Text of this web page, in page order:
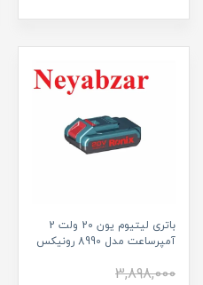
باتری لیتیوم یون 20 ولت 2
آمپرساعت مدل 8990 رونیکس
3,898,000